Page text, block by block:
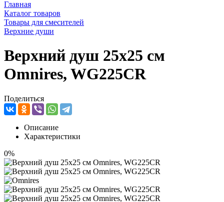
Главная
Каталог товаров
Товары для смесителей
Верхние души
Верхний душ 25x25 см
Omnires, WG225CR
Поделиться
Описание
Характеристики
0%